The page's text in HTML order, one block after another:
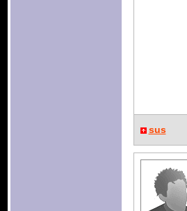
sus